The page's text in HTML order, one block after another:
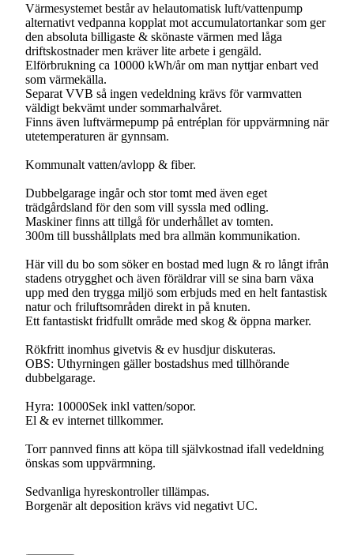
Värmesystemet består av helautomatisk luft/vattenpump
alternativt vedpanna kopplat mot accumulatortankar som ger
den absoluta billigaste & skönaste värmen med låga
driftskostnader men kräver lite arbete i gengäld.
Elförbrukning ca 10000 kWh/år om man nyttjar enbart ved
som värmekälla.
Separat VVB så ingen vedeldning krävs för varmvatten
väldigt bekvämt under sommarhalvåret.
Finns även luftvärmepump på entréplan för uppvärmning när
utetemperaturen är gynnsam.
Kommunalt vatten/avlopp & fiber.
Dubbelgarage ingår och stor tomt med även eget
trädgårdsland för den som vill syssla med odling.
Maskiner finns att tillgå för underhållet av tomten.
300m till busshållplats med bra allmän kommunikation.
Här vill du bo som söker en bostad med lugn & ro långt ifrån
stadens otrygghet och även föräldrar vill se sina barn växa
upp med den trygga miljö som erbjuds med en helt fantastisk
natur och friluftsområden direkt in på knuten.
Ett fantastiskt fridfullt område med skog & öppna marker.
Rökfritt inomhus givetvis & ev husdjur diskuteras.
OBS: Uthyrningen gäller bostadshus med tillhörande
dubbelgarage.
Hyra: 10000Sek inkl vatten/sopor.
El & ev internet tillkommer.
Torr pannved finns att köpa till självkostnad ifall vedeldning
önskas som uppvärmning.
Sedvanliga hyreskontroller tillämpas.
Borgenär alt deposition krävs vid negativt UC.